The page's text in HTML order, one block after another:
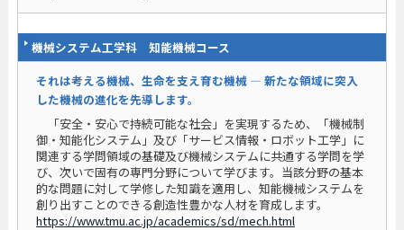
機械システム工学科 知能機械コース
それは考える機械、生命を支え育む機械 ― 新たな領域に突入
した機械の進化を先導します。
「安全・安心で持続可能な社会」を実現するため、「機械制
御・知能化システム」及び「サービス情報・ロボット工学」に
関連する学問領域の基礎及び機械システムに共通する学問を学
び、次いで固有の専門分野について学びます。当該分野の基本
的な問題に対して学修した知識を適用し、知能機械システムを
創り出すことのできる創造性豊かな人材を育成します。
https://www.tmu.ac.jp/academics/sd/mech.html